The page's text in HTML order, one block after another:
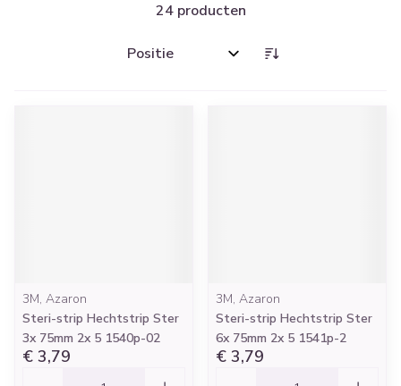
24producten
Sorteer op:
3M, Azaron
Steri-strip Hechtstrip Ster
3x 75mm 2x 5 1540p-02
€ 3,79
3M, Azaron
Steri-strip Hechtstrip Ster
6x 75mm 2x 5 1541p-2
€ 3,79